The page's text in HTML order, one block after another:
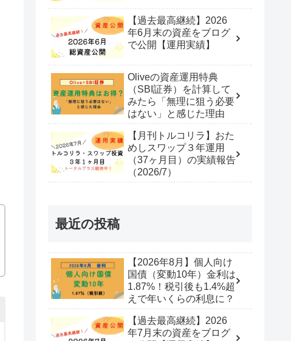
【過去最高継続】2026
年6月末の資産をブログ
で公開【運用実績】
Oliveの資産運用特典
（SBI証券）を計算して
みたら「無理に狙う必要
はない」と感じた理由
【月刊トルコリラ】おた
めしスワップ３年運用
（37ヶ月目）の実績報告
（2026/7）
最近の投稿
【2026年8月】個人向け
国債（変動10年）金利は
1.87%！税引後も1.4%超
えで年いくらの利息に？
【過去最高継続】2026
年7月末の資産をブログ